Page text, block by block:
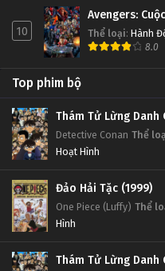
10
Avengers:
Thể loại: Hành
8.0
Top phim bộ
Thám Tử Lừng Danh
Detective Conan Thể
Hoạt Hình
Đảo Hải Tặc (1999)
One Piece (Luffy) Thể
Hình
Thám Tử Lừng Danh